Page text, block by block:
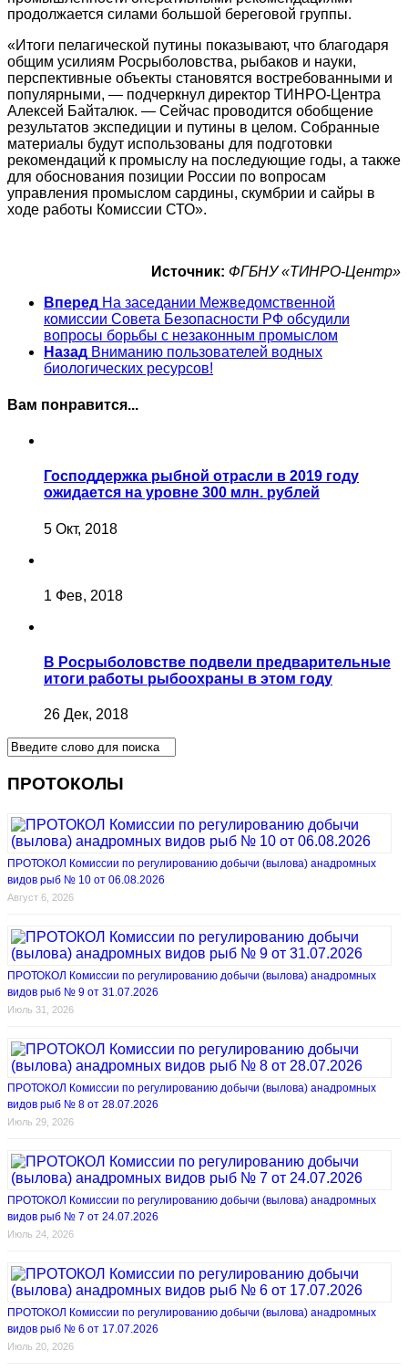
продолжается силами большой береговой группы.
«Итоги пелагической путины показывают, что благодаря
общим усилиям Росрыболовства, рыбаков и науки,
перспективные объекты становятся востребованными и
популярными, — подчеркнул директор ТИНРО-Центра
Алексей Байталюк. — Сейчас проводится обобщение
результатов экспедиции и путины в целом. Собранные
материалы будут использованы для подготовки
рекомендаций к промыслу на последующие годы, а также
для обоснования позиции России по вопросам
управления промыслом сардины, скумбрии и сайры в
ходе работы Комиссии СТО».
Источник: ФГБНУ «ТИНРО-Центр»
Вперед На заседании Межведомственной
комиссии Совета Безопасности РФ обсудили
вопросы борьбы с незаконным промыслом
Назад Вниманию пользователей водных
биологических ресурсов!
Вам понравится...
Господдержка рыбной отрасли в 2019 году
ожидается на уровне 300 млн. рублей
5 Окт, 2018
1 Фев, 2018
В Росрыболовстве подвели предварительные
итоги работы рыбоохраны в этом году
26 Дек, 2018
ПРОТОКОЛЫ
ПРОТОКОЛ Комиссии по регулированию добычи (вылова) анадромных
видов рыб № 10 от 06.08.2026
Август 6, 2026
ПРОТОКОЛ Комиссии по регулированию добычи (вылова) анадромных
видов рыб № 9 от 31.07.2026
Июль 31, 2026
ПРОТОКОЛ Комиссии по регулированию добычи (вылова) анадромных
видов рыб № 8 от 28.07.2026
Июль 29, 2026
ПРОТОКОЛ Комиссии по регулированию добычи (вылова) анадромных
видов рыб № 7 от 24.07.2026
Июль 24, 2026
ПРОТОКОЛ Комиссии по регулированию добычи (вылова) анадромных
видов рыб № 6 от 17.07.2026
Июль 20, 2026